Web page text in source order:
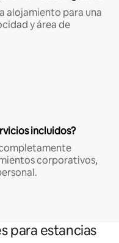
alojamiento para una
y área de
incluidos?
corporativos,
para estancias